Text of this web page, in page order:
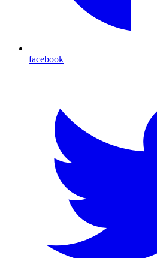
facebook